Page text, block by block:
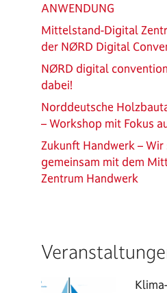
ANWENDUNG
Mittelstand-Digital
der NØRD Digital
NØRD digital
dabei!
Norddeutsche
– Workshop mit Fokus
Zukunft Handwerk – Wir
gemeinsam mit dem
Zentrum Handwerk